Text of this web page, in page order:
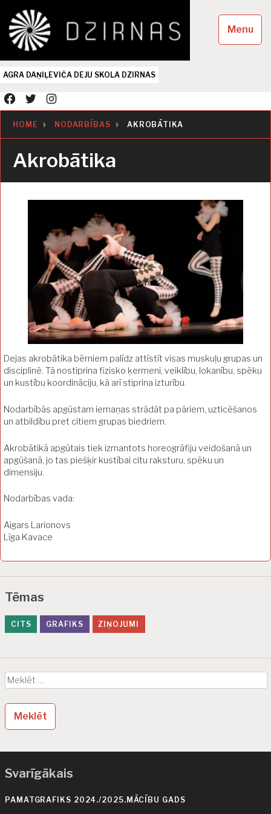
content
AGRA DAŅIĻEVIČA DEJU SKOLA DZIRNAS
facebooktwitterinstagram
Menu
HOME NODARBĪBAS AKROBĀTIKA
Akrobātika
Dejas akrobātika bērniem palīdz attīstīt visas muskuļu grupas un
disciplinē. Tā nostiprina fizisko ķermeni, veiklību, lokanību, spēku
un kustību koordināciju, kā arī stiprina izturību.
Nodarbībās apgūstam iemaņas strādāt pa pāriem, uzticēšanos
un atbildību pret citiem grupas biedriem.
Akrobātikā apgūtais tiek izmantots horeogrāfiju veidošanā un
apgūšanā, jo tas piešķir kustībai citu raksturu, spēku un
dimensiju.
Nodarbības vada:
Aigars Larionovs
Līga Kavace
Tēmas
CITS GRAFIKS ZIŅOJUMI
Meklēt:
Svarīgākais
PAMATGRAFIKS 2024./2025.MĀCĪBU GADS